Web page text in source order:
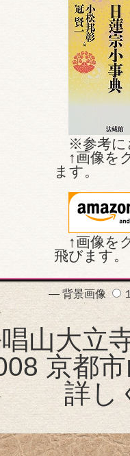
※参考に
↑画像を
ます。
↑画像を
飛びます。
— 背景画像
山大立
京都
詳し